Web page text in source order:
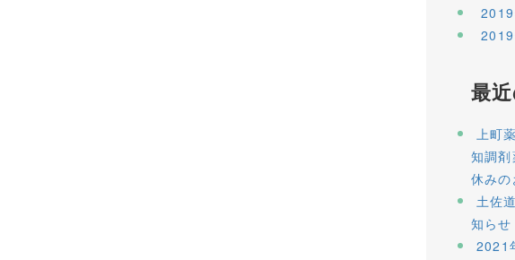
最
上町
知調
休み
土佐
知らせ
2021